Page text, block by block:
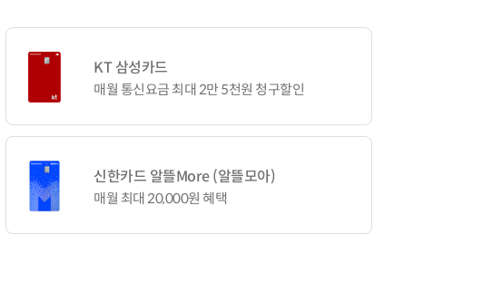
KT 삼성카드
매월 통신요금 최대 2만 5천원 청구할인
신한카드 알뜰More (알뜰모아)
매월 최대 20,000원 혜택